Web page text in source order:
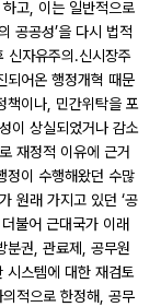
고, 이는 일반적으로
공공성’을 다시 법적
자유주의․신시장주
되어온 행정개혁 때문
책이나, 민간위탁을 포
이 상실되었거나 감소
재정적 이유에 근거
정이 수행해왔던 수많
원래 가지고 있던 ‘공
불어 근대국가 이래
분권, 관료제, 공무원
시스템에 대한 재검토
적으로 한정해, 공무